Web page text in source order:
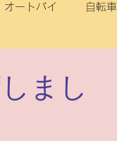
オートバイ 自転車
まし